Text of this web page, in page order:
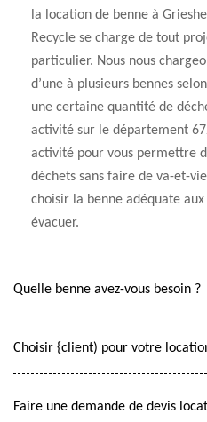
la location de benne à
Recycle se charge de tout
particulier. Nous nous
d’une à plusieurs bennes
une certaine quantité de
activité sur le département
activité pour vous permettre
déchets sans faire de va-et-
choisir la benne adéquate aux
évacuer.
Quelle benne avez-vous besoin ?
Choisir {client) pour votre
Faire une demande de devis